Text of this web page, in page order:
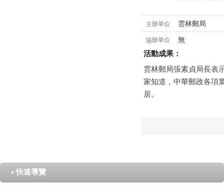
主辦單位 雲林郵局
協辦單位 無
活動成果：
雲林郵局張素貞局長表
家知道，中華郵政各項
居。
▼ 快速導覽